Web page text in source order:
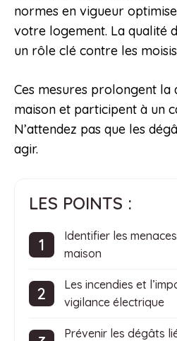
normes en vigueur
votre logement. La qualité
un rôle clé contre les
Ces mesures prolongent
maison et participent à un
N’attendez pas que les
agir.
LES POINTS :
Identifier les
maison
Les incendies et
vigilance électrique
Prévenir les dégâts